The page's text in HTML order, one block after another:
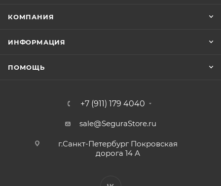
КОМПАНИЯ
ИНФОРМАЦИЯ
ПОМОЩЬ
+7 (911) 179 4040
sale@SeguraStore.ru
г.Санкт-Петербург Покровская
дорога 14 А